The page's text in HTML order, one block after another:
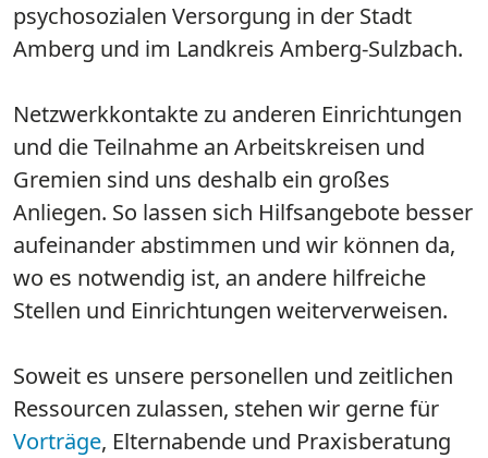
psychosozialen Versorgung in der Stadt
Amberg und im Landkreis Amberg-Sulzbach.
Netzwerkkontakte zu anderen Einrichtungen
und die Teilnahme an Arbeitskreisen und
Gremien sind uns deshalb ein großes
Anliegen. So lassen sich Hilfsangebote besser
aufeinander abstimmen und wir können da,
wo es notwendig ist, an andere hilfreiche
Stellen und Einrichtungen weiterverweisen.
Soweit es unsere personellen und zeitlichen
Ressourcen zulassen, stehen wir gerne für
Vorträge, Elternabende und Praxisberatung